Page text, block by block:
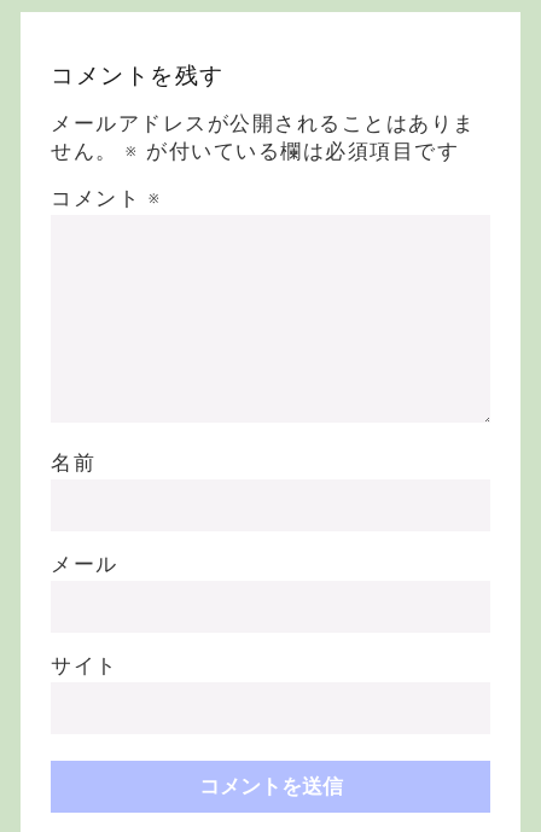
コメントを残す
メールアドレスが公開されることはありま
せん。
※ が付いている欄は必須項目です
コメント ※
名前
メール
サイト